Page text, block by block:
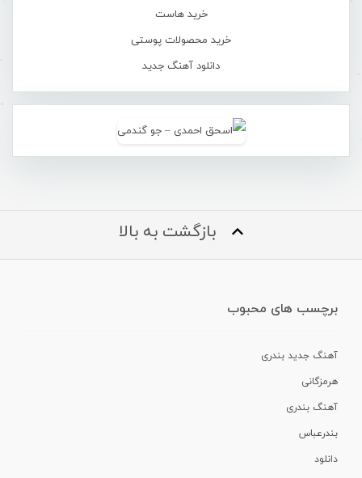
خرید هاست
خرید محصولات پوستی
دانلود آهنگ جدید
بازگشت به بالا
برچسب های محبوب
آهنگ جدید بندری
هرمزگانی
آهنگ بندری
بندرعباس
دانلود